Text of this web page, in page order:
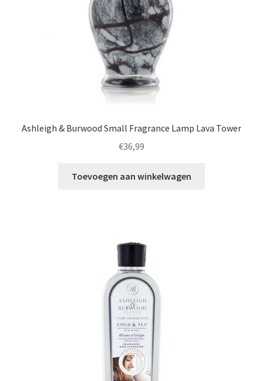
Ashleigh & Burwood Small Fragrance Lamp Lava Tower
€36,99
Toevoegen aan winkelwagen